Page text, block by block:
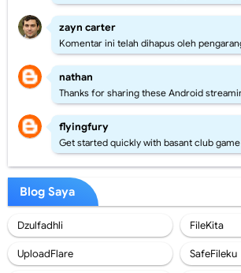
zayn carter
Komentar ini telah dihapus oleh
nathan
Thanks for sharing these Android
flyingfury
Get started quickly with basant club
Blog Saya
Dzulfadhli FileKita
UploadFlare SafeFileku